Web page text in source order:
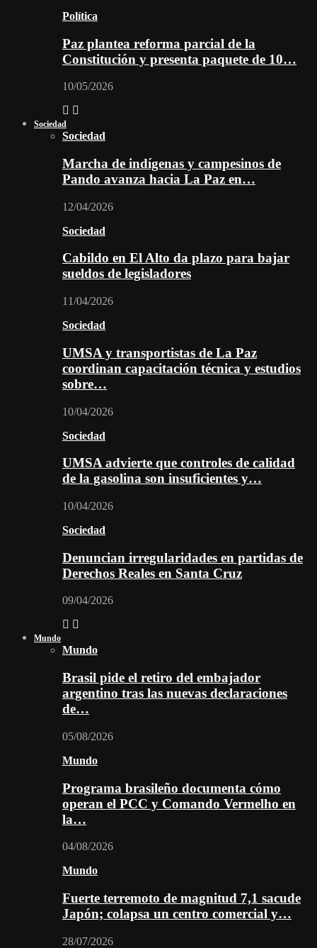
Política
Paz plantea reforma parcial de la
Constitución y presenta paquete de 10…
10/05/2026
Sociedad
Sociedad
Marcha de indígenas y campesinos de
Pando avanza hacia La Paz en…
12/04/2026
Sociedad
Cabildo en El Alto da plazo para bajar
sueldos de legisladores
11/04/2026
Sociedad
UMSA y transportistas de La Paz
coordinan capacitación técnica y estudios
sobre…
10/04/2026
Sociedad
UMSA advierte que controles de calidad
de la gasolina son insuficientes y…
10/04/2026
Sociedad
Denuncian irregularidades en partidas de
Derechos Reales en Santa Cruz
09/04/2026
Mundo
Mundo
Brasil pide el retiro del embajador
argentino tras las nuevas declaraciones
de…
05/08/2026
Mundo
Programa brasileño documenta cómo
operan el PCC y Comando Vermelho en
la…
04/08/2026
Mundo
Fuerte terremoto de magnitud 7,1 sacude
Japón; colapsa un centro comercial y…
28/07/2026